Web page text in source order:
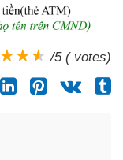
/5 ( votes)